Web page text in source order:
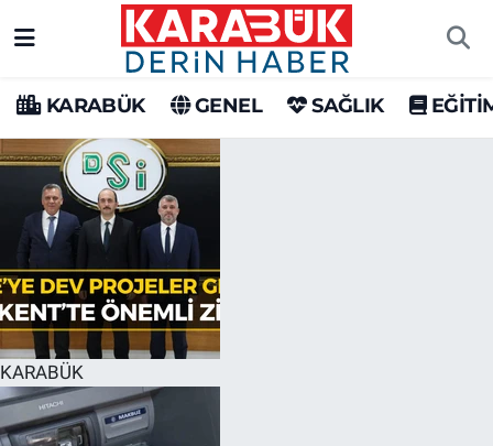
KARABÜK GENEL SAĞLIK
KARABÜK
Karabük Hava Durumu
Karabük Trafik Yoğunluk Haritası
Süper Lig Puan Durumu ve Fikstür
Tüm Manşetler
Son Dakika Haberleri
Haber Arşivi